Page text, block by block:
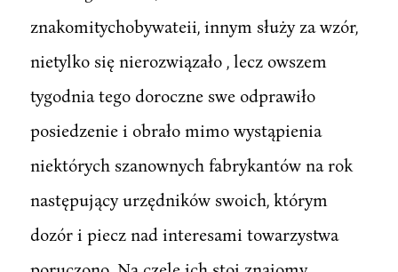
znakomitychobywateii, innym służy za wzór,
nietylko się nierozwiązało , lecz owszem
tygodnia tego doroczne swe odprawiło
posiedzenie i obrało mimo wystąpienia
niektórych szanownych fabrykantów na rok
następujący urzędników swoich, którym
dozór i piecz nad interesami towarzystwa